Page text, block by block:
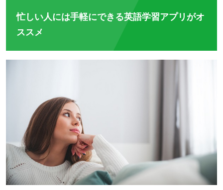
忙しい人には手軽にできる英語学習アプリがオ
ススメ